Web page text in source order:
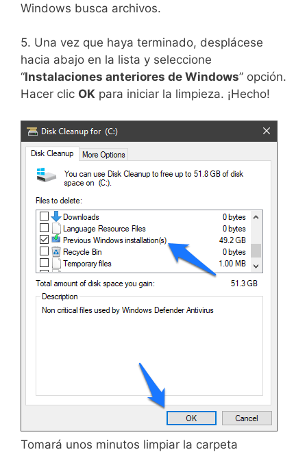
Windows busca archivos.
5. Una vez que haya terminado, desplácese
hacia abajo en la lista y seleccione
“Instalaciones anteriores de Windows” opción.
Hacer clic OK para iniciar la limpieza. ¡Hecho!
Tomará unos minutos limpiar la carpeta